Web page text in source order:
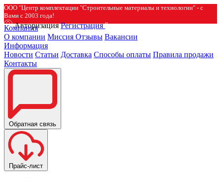
ООО "Центр комплектации "Строительные материалы и технологии" - с
Вами с 2003 года!
Авторизация Регистрация
Компания
О компании Миссия Отзывы Вакансии
Информация
Новости Статьи Доставка Способы оплаты Правила продажи
Контакты
Обратная связь
Прайс-лист